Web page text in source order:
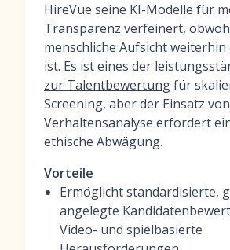
HireVue seine KI-Modelle für
Transparenz verfeinert,
menschliche Aufsicht weiterhin
ist. Es ist eines der
zur Talentbewertungfür
Screening, aber der Einsatz
Verhaltensanalyse erfordert
ethische Abwägung.
Vorteile
Ermöglicht standardisierte,
angelegte
Video- und spielbasierte